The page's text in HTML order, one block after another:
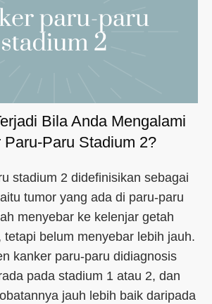
Bila Anda Mengalami
Paru-Paru Stadium 2?
stadium 2 didefinisikan sebagai
tumor yang ada di paru-paru
menyebar ke kelenjar getah
tetapi belum menyebar lebih jauh.
kanker paru-paru didiagnosis
pada stadium 1 atau 2, dan
jauh lebih baik daripada